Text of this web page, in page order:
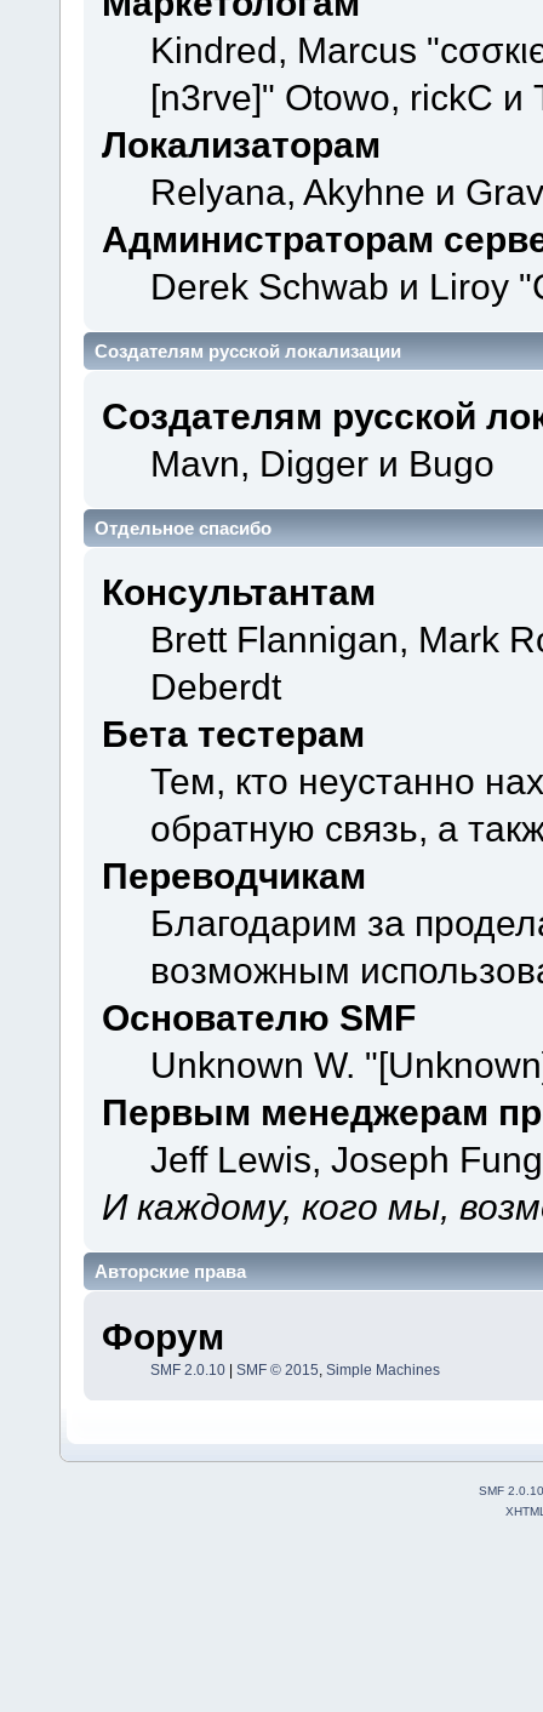
Kindred, Marcus
[n3rve]" Otowo, rickC и
Локализаторам
Relyana, Akyhne и
Администраторам
Derek Schwab и Liroy
Создателям русской локализации
Создателям русской
Mavn, Digger и Bugo
Отдельное спасибо
Консультантам
Brett Flannigan, Mark
Deberdt
Бета тестерам
Тем, кто неустанно
обратную связь, а
Переводчикам
Благодарим за
возможным
Основателю SMF
Unknown W.
Первым менеджерам
Jeff Lewis, Joseph
И каждому, кого мы,
Авторские права
Форум
SMF 2.0.10| SMF © 2015 Simple Machines
SMF 2.0.10